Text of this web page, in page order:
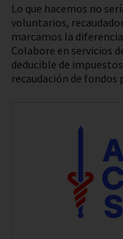
Lo que hacemos no
voluntarios,
marcamos la
Colabore en servicios
deducible de
recaudación de fondos